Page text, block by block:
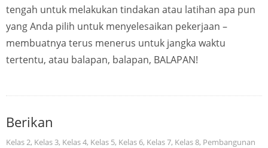
tengah untuk melakukan tindakan atau latihan apa pun
yang Anda pilih untuk menyelesaikan pekerjaan –
membuatnya terus menerus untuk jangka waktu
tertentu, atau balapan, balapan, BALAPAN!
Berikan
Kelas 2, Kelas 3, Kelas 4, Kelas 5, Kelas 6, Kelas 7, Kelas 8, Pembangunan